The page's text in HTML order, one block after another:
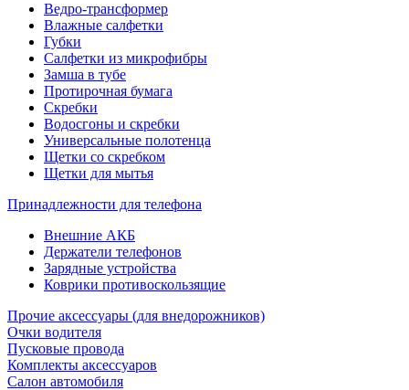
Ведро-трансформер
Влажные салфетки
Губки
Салфетки из микрофибры
Замша в тубе
Протирочная бумага
Скребки
Водосгоны и скребки
Универсальные полотенца
Щетки со скребком
Щетки для мытья
Принадлежности для телефона
Внешние АКБ
Держатели телефонов
Зарядные устройства
Коврики противоскользящие
Прочие аксессуары (для внедорожников)
Очки водителя
Пусковые провода
Комплекты аксессуаров
Салон автомобиля